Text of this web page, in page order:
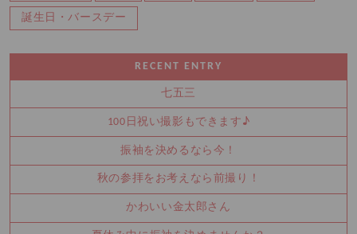
誕生日・バースデー
RECENT ENTRY
七五三
100日祝い撮影もできます♪
振袖を決めるなら今！
秋の参拝をお考えなら前撮り！
かわいい金太郎さん